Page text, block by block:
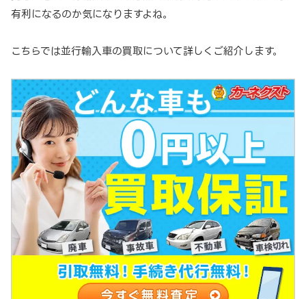
有利になるのか気になりますよね。
こちらでは並行輸入車の買取について詳しくご紹介します。